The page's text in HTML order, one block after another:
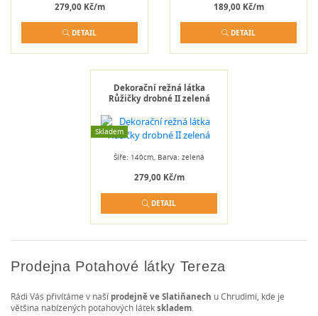
279,00 Kč/m
DETAIL
189,00 Kč/m
DETAIL
Dekorační režná látka
Růžičky drobné II zelená
Skladem
Šíře: 140cm, Barva: zelená
279,00 Kč/m
DETAIL
Prodejna Potahové látky Tereza
Rádi Vás přivítáme v naší prodejně ve Slatiňanech u Chrudimi, kde je
většina nabízených potahových látek skladem.